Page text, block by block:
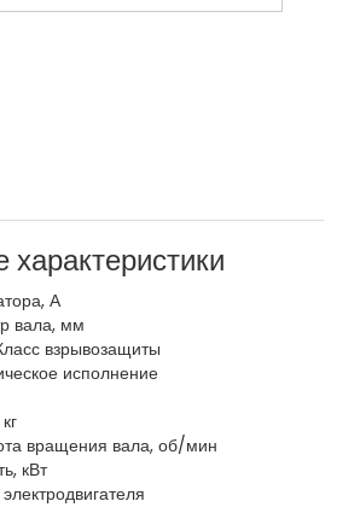
А
вала, мм
взрывозащиты
исполнение
вращения вала, об/мин
кВт